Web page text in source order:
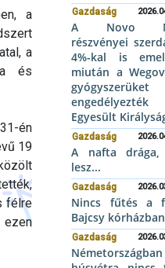
a
a
és
én
19
félre
Gazdaság
A Novo
részvényei
4%-kal is
miután a
gyógyszerüket
Egyesült
Gazdaság
A nafta drága,
lesz...
Gazdaság
Nincs fűtés a
Bajcsy kórházban
Gazdaság
Németországban